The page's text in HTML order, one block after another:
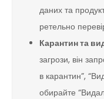
даних та
ретельно
Карантин та
загрози, він
в карантин”,
обирайте